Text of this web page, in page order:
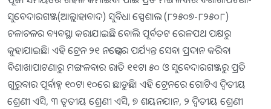
ସୁବେଦାରଗଞ୍ଜ(ଆଲ୍ଲାହାବାଦ) ସୁବିଧା ସ୍ପେଶାଲ (୮୨୫୦୭-୮୨୫୦୮)
ଚଳାଚଳର ବ୍ୟବସ୍ଥା କରାଯାଇଛି ବୋଲି ପୂର୍ବତଟ ରେଳପଥ ପକ୍ଷରୁ
କୁହାଯାଇଛି। ଏହି ଟ୍ରେନ ୨୧ ନଭେମ୍ବର ପର୍ଯ୍ୟନ୍ତ ସେବା ପ୍ରଦାନ କରିବ।
ବିଶାଖାପାଟଣାରୁ ମଙ୍ଗଳବାର ରାତି ୧୧ଟା ୫୦ ଓ ସୁବେଦାରଗଞ୍ଜରୁ ପ୍ରତି
ଗୁରୁବାର ପୂର୍ବାହ୍ନ ୧୦ଟା ୧୦ରେ ଛାଡୁଛି। ଏହି ଟ୍ରେନରେ ଗୋଟିଏ ଦ୍ୱିତୀୟ
ଶ୍ରେଣୀ ଏସି, ୩ ତୃତୀୟ ଶ୍ରେଣୀ ଏସି, ୭ ଶୟନଯାନ, ୨ ଦ୍ୱିତୀୟ ଶ୍ରେଣୀ